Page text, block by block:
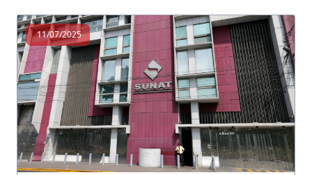
11/07/2025